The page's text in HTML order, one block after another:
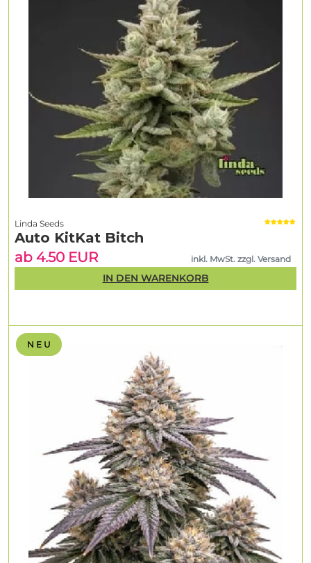
N E U
Linda Seeds
Auto KitKat Bitch
ab 4.50 EUR
inkl. MwSt. zzgl. Versand
IN DEN WARENKORB